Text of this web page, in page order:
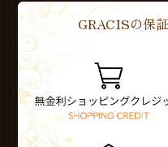
GRACISの保